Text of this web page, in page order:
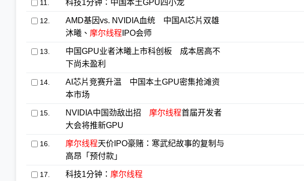
11. 科技1分钟：中国本土GPU四小龙
12.
AMD基因vs. NVIDIA血统 中国AI芯片双雄
沐曦、 摩尔线程 IPO会师
13.
中国GPU业者沐曦上市科创板 成本居高不
下尚未盈利
14.
AI芯片竞赛升温 中国本土GPU密集抢滩资
本市场
15. NVIDIA中国劲敌出招 摩尔线程首届开发者
大会将推新GPU
16. 摩尔线程天价IPO豪赌：寒武纪故事的复制与
高昂「预付款」
17. 科技1分钟： 摩尔线程